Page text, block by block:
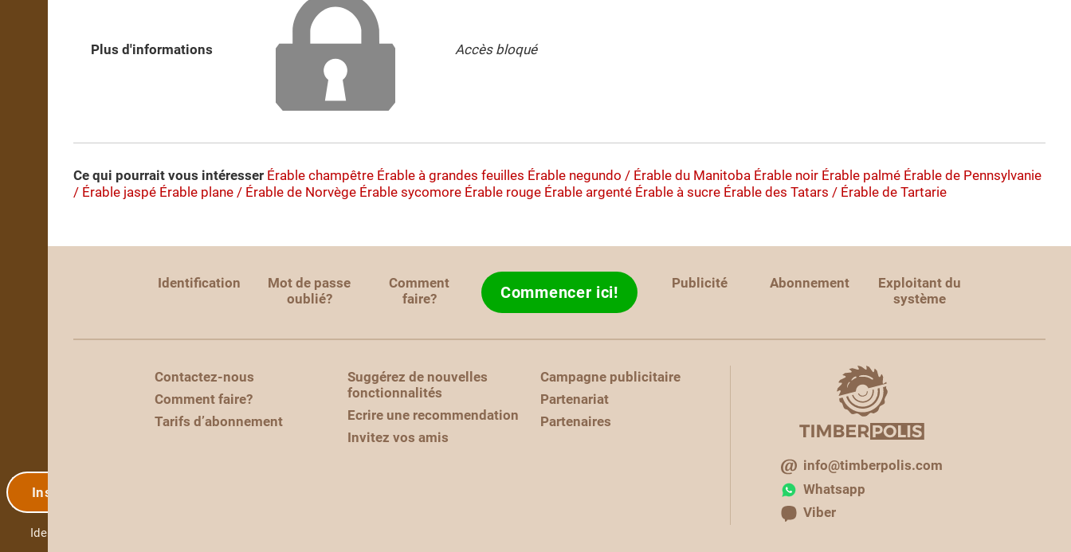
Inscription
Identification
Plus d'informations Accès bloqué
Ce qui pourrait vous intéresser Érable champêtre Érable à grandes feuilles Érable negundo / Érable du Manitoba Érable noir Érable palmé Érable de Pennsylvanie
/ Érable jaspé Érable plane / Érable de Norvège Érable sycomore Érable rouge Érable argenté Érable à sucre Érable des Tatars / Érable de Tartarie
Identification
Mot de passe
oublié?
Comment
faire?
Commencer ici! Publicité Abonnement
Exploitant du
système
Contactez-nous
Comment faire?
Tarifs d’abonnement
Suggérez de nouvelles
fonctionnalités
Ecrire une recommendation
Invitez vos amis
Campagne publicitaire
Partenariat
Partenaires
info@timberpolis.com
Whatsapp
Viber